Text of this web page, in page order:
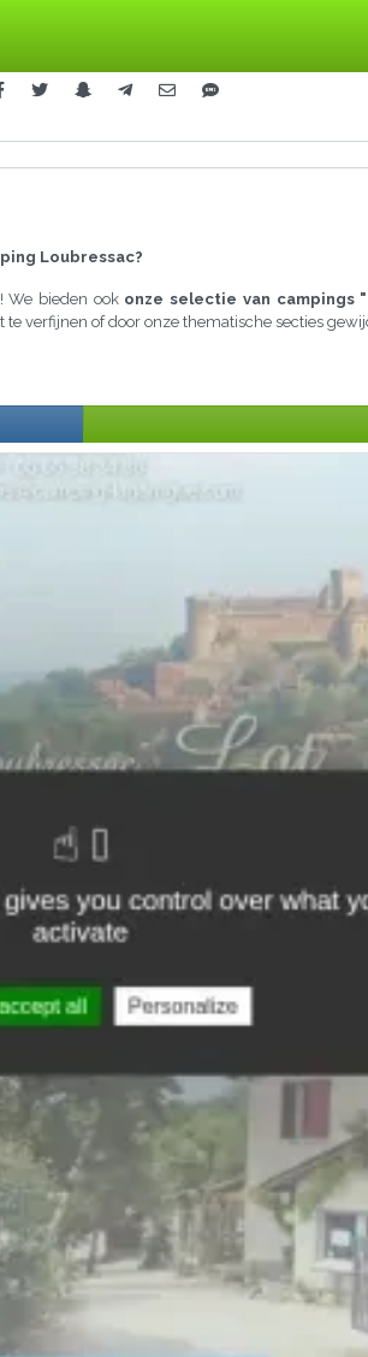
Loubressac?
We bieden ook onze selectie van campings
verfijnen of door onze thematische secties